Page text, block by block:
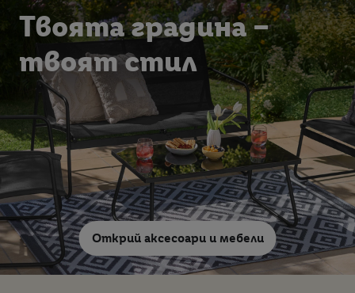
Открий аксесоари и мебели
Твоята градина –
твоят стил